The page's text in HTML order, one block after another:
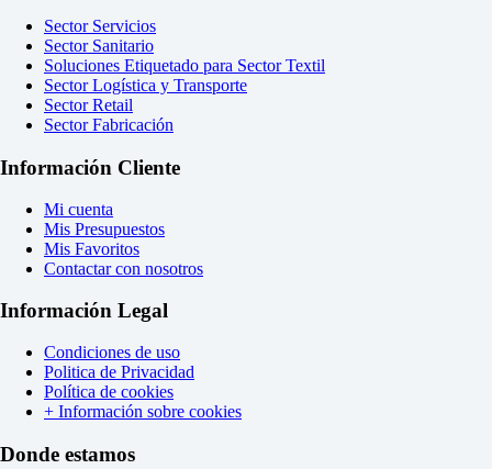
Sector Servicios
Sector Sanitario
Soluciones Etiquetado para Sector Textil
Sector Logística y Transporte
Sector Retail
Sector Fabricación
Información Cliente
Mi cuenta
Mis Presupuestos
Mis Favoritos
Contactar con nosotros
Información Legal
Condiciones de uso
Politica de Privacidad
Política de cookies
+ Información sobre cookies
Donde estamos